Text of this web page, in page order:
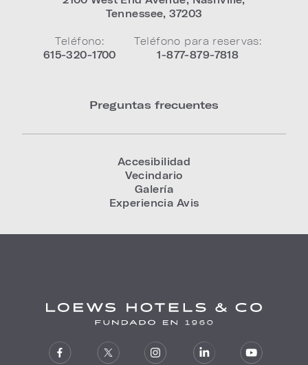
Tennessee,37203
Teléfono:
615-320-1700
Teléfono para reservas:
1-877-879-7818
Preguntas frecuentes
Accesibilidad
Vecindario
Galería
Experiencia Avis